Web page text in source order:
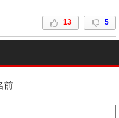
13 5
てたよな。自分たちだけのも
前